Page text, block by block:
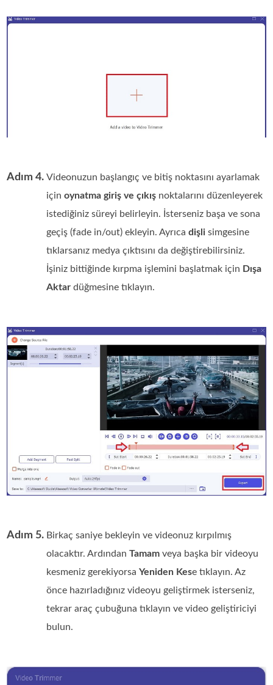
Adım 4. Videonuzun başlangıç ve bitiş noktasını ayarlamak
içinoynatma giriş ve çıkış noktalarını düzenleyerek
istediğiniz süreyi belirleyin. İsterseniz başa ve sona
geçiş (fade in/out) ekleyin. Ayrıcadişli simgesine
tıklarsanız medya çıktısını da değiştirebilirsiniz.
İşiniz bittiğinde kırpma işlemini başlatmak için Dışa
Aktar düğmesine tıklayın.
Adım 5. Birkaç saniye bekleyin ve videonuz kırpılmış
olacaktır. ArdındanTamam veya başka bir videoyu
kesmeniz gerekiyorsaYeniden Kese tıklayın. Az
önce hazırladığınız videoyu geliştirmek isterseniz,
tekrar araç çubuğuna tıklayın ve video geliştiriciyi
bulun.